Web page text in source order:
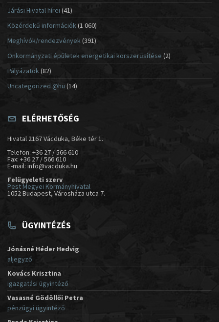
Járási Hivatal hírei (41)
Közérdekű információk(1 060)
Meghívók/rendezvények (391)
Önkormányzati épületek energetikai korszerűsítése (2)
Pályázatok (82)
Uncategorized @hu (14)
ELÉRHETŐSÉG
Hivatal 2167 Vácduka, Béke tér 1.
Telefon: +36 27 / 566 610
Fax: +36 27 / 566 610
E-mail: info@vacduka.hu
Felügyeleti szerv
Pest Megyei Kormányhivatal
1052 Budapest, Városháza utca 7.
ÜGYINTÉZÉS
Jónásné Héder Hedvig
aljegyző
Kovács Krisztina
igazgatási ügyintéző
Vasasné Gödöllői Petra
pénzügyi ügyintéző